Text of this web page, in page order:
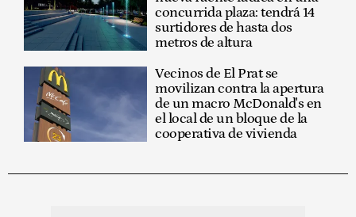
concurrida plaza: tendrá 14
surtidores de hasta dos
metros de altura
Vecinos de El Prat se
movilizan contra la apertura
de un macro McDonald's en
el local de un bloque de la
cooperativa de vivienda